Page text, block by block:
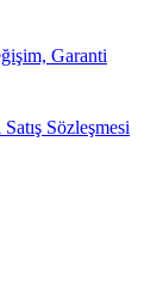
Garanti
Sözleşmesi